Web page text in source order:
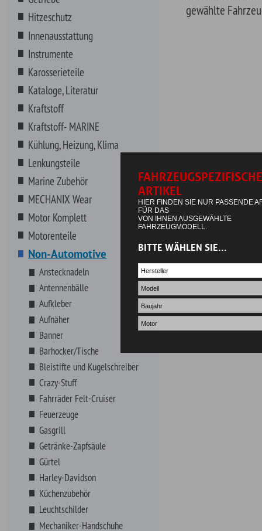
Kraftstoff
Kraftstoff- MARINE
Kühlung, Heizung, Klima
Lenkungsteile
Marine Zubehör
MECHANIX Wear
Motor Komplett
Motorenteile
Non-Automotive
Anstecknadeln
Antennenbälle
Aufkleber
Aufnäher
Banner
Barhocker/Tische
Bleistifte und Kugelschreiber
Crazy-Stuff
Fahrräder Felt-Cruiser
Feuerzeuge
Getränke-Zapfsäule
Gürtel
Harley-Davidson
Küchenzubehör
Leuchtschilder
MOON Eyes-Zubehör
Mousepad
Mülleimer
Schilder- Blech, Kunststoff, Holz
Schlüsselanhänger
Smartphone / Tablet Halter
Sonnenschutz (Frontscheibe)
Uhren
NOS Systeme
Riemen, Schläuche, Wischer
Schmierstoffe